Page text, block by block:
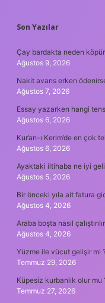
Son Yazılar
Çay bardakta neden
Ağustos 9, 2026
Nakit avans erken
Ağustos 7, 2026
Essay yazarken hangi
Ağustos 6, 2026
Kur’an-ı Kerim’de en çok
Ağustos 6, 2026
Ayaktaki iltihaba ne iyi
Ağustos 5, 2026
Bir önceki yıla ait fatura
Ağustos 4, 2026
Araba boşta nasıl
Ağustos 4, 2026
Yüzme ile vücut gelişir mi
Temmuz 29, 2026
Küpesiz kurbanlık olur mu
Temmuz 27, 2026